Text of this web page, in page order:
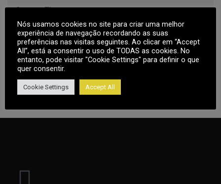
Current Timezone:
Europe/Lisbon
Note: Countdown time is shown based on your local
timezone.
Nós usamos cookies no site para criar uma melhor
experiência de navegação recordando as suas
preferências nas visitas seguintes. Ao clicar em “Accept
All”, está a consentir o uso de TODAS as cookies. No
entanto, pode visitar "Cookie Settings" para definir o que
quer consentir.
Cookie Settings Accept All